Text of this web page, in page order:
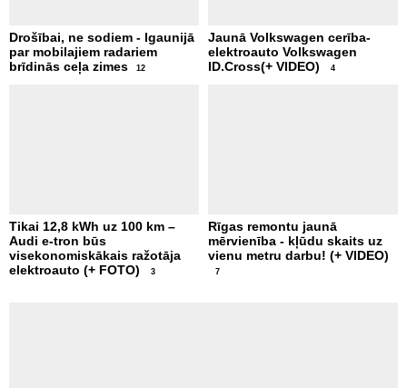
Drošībai, ne sodiem - Igaunijā
par mobilajiem radariem
brīdinās ceļa zimes
Jaunā Volkswagen cerība-
elektroauto Volkswagen
ID.Cross(+ VIDEO)
Tikai 12,8 kWh uz 100 km –
Audi e-tron būs
visekonomiskākais ražotāja
elektroauto (+ FOTO)
Rīgas remontu jaunā
mērvienība - kļūdu skaits uz
vienu metru darbu! (+ VIDEO)